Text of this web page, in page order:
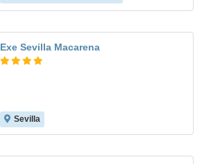
Exe Sevilla Macarena
Sevilla